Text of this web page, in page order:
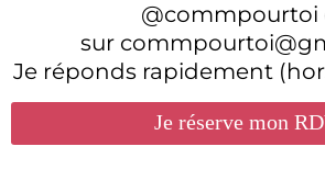
@commpourtoi
sur
Je réponds rapidement
Je réserve mon